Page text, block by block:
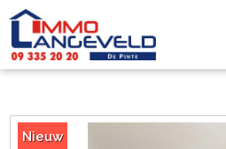
Nieuw